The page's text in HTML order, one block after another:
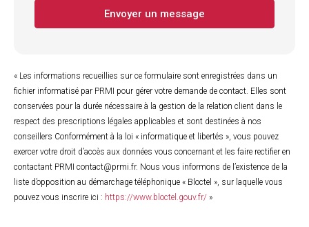
Envoyer un message
« Les informations recueillies sur ce formulaire sont enregistrées dans un
fichier informatisé par PRMI pour gérer votre demande de contact. Elles sont
conservées pour la durée nécessaire à la gestion de la relation client dans le
respect des prescriptions légales applicables et sont destinées à nos
conseillers Conformément à la loi « informatique et libertés », vous pouvez
exercer votre droit d’accès aux données vous concernant et les faire rectifier en
contactant PRMI contact@prmi.fr. Nous vous informons de l’existence de la
liste d’opposition au démarchage téléphonique « Bloctel », sur laquelle vous
pouvez vous inscrire ici : https://www.bloctel.gouv.fr/ »